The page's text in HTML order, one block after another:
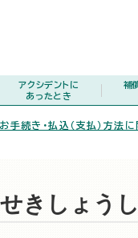
アクシデントに
あったとき
補
お手続き・払込（支払）方法に
きしょう